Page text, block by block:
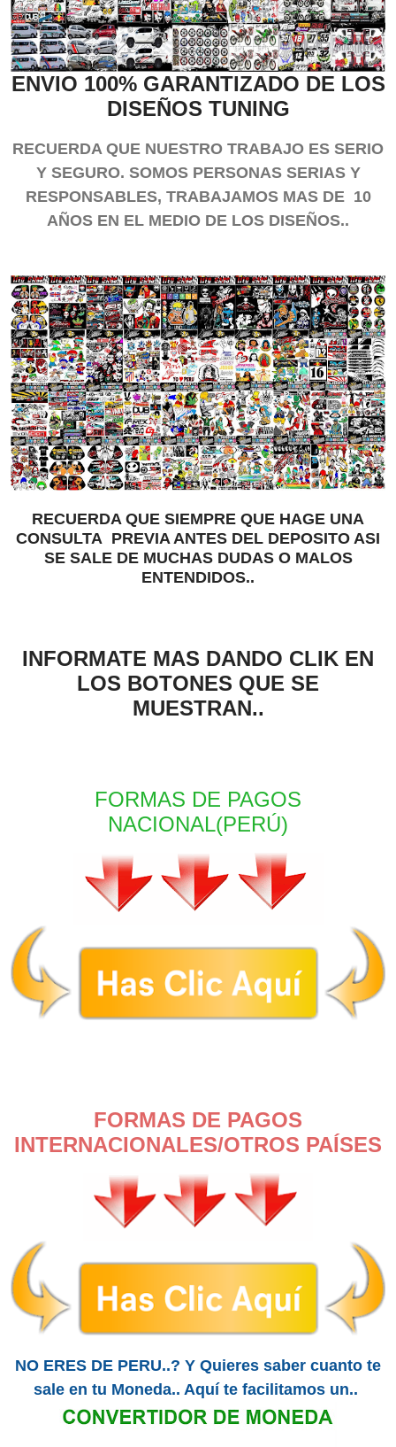
ENVIO 100% GARANTIZADO DE LOS
DISEÑOS TUNING
RECUERDA QUE NUESTRO TRABAJO ES SERIO
Y SEGURO. SOMOS PERSONAS SERIAS Y
RESPONSABLES, TRABAJAMOS MAS DE 10
AÑOS EN EL MEDIO DE LOS DISEÑOS..
RECUERDA QUE SIEMPRE QUE HAGE UNA
CONSULTA PREVIA ANTES DEL DEPOSITO ASI
SE SALE DE MUCHAS DUDAS O MALOS
ENTENDIDOS..
INFORMATE MAS DANDO CLIK EN
LOS BOTONES QUE SE
MUESTRAN..
FORMAS DE PAGOS
NACIONAL(PERÚ)
FORMAS DE PAGOS
INTERNACIONALES/OTROS PAÍSES
NO ERES DE PERU..? Y Quieres saber cuanto te
sale en tu Moneda.. Aquí te facilitamos un..